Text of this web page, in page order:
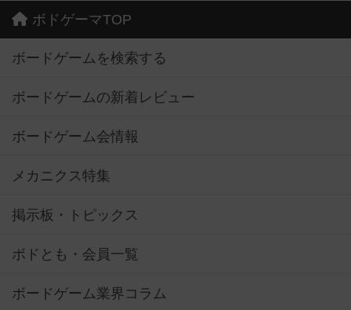
ボドゲーマTOP
ボードゲームを検索する
ボードゲームの新着レビュー
ボードゲーム会情報
メカニクス特集
掲示板・トピックス
ボドとも・会員一覧
ボードゲーム業界コラム